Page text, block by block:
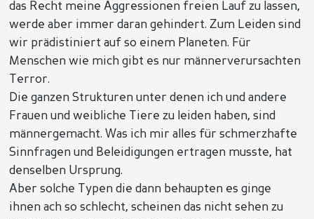
das Recht meine Aggressionen freien Lauf zu lassen,
werde aber immer daran gehindert. Zum Leiden sind
wir prädistiniert auf so einem Planeten. Für
Menschen wie mich gibt es nur männerverursachten
Terror.
Die ganzen Strukturen unter denen ich und andere
Frauen und weibliche Tiere zu leiden haben, sind
männergemacht. Was ich mir alles für schmerzhafte
Sinnfragen und Beleidigungen ertragen musste, hat
denselben Ursprung.
Aber solche Typen die dann behaupten es ginge
ihnen ach so schlecht, scheinen das nicht sehen zu